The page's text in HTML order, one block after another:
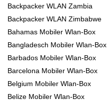
Backpacker WLAN Zambia
Backpacker WLAN Zimbabwe
Bahamas Mobiler Wlan-Box
Bangladesch Mobiler Wlan-Box
Barbados Mobiler Wlan-Box
Barcelona Mobiler Wlan-Box
Belgium Mobiler Wlan-Box
Belize Mobiler Wlan-Box